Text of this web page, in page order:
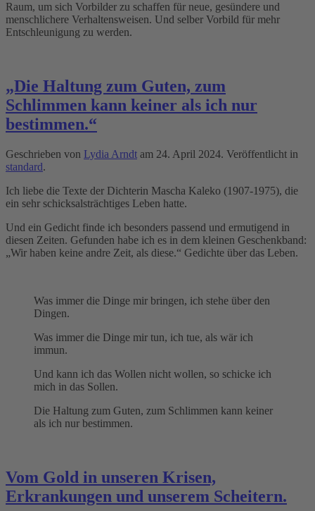
Raum, um sich Vorbilder zu schaffen für neue, gesündere und
menschlichere Verhaltensweisen. Und selber Vorbild für mehr
Entschleunigung zu werden.
„Die Haltung zum Guten, zum
Schlimmen kann keiner als ich nur
bestimmen.“
Geschrieben von Lydia Arndt am 24. April 2024. Veröffentlicht in
standard.
Ich liebe die Texte der Dichterin Mascha Kaleko (1907-1975), die
ein sehr schicksalsträchtiges Leben hatte.
Und ein Gedicht finde ich besonders passend und ermutigend in
diesen Zeiten. Gefunden habe ich es in dem kleinen Geschenkband:
„Wir haben keine andre Zeit, als diese.“ Gedichte über das Leben.
Was immer die Dinge mir bringen, ich stehe über den
Dingen.
Was immer die Dinge mir tun, ich tue, als wär ich
immun.
Und kann ich das Wollen nicht wollen, so schicke ich
mich in das Sollen.
Die Haltung zum Guten, zum Schlimmen kann keiner
als ich nur bestimmen.
Vom Gold in unseren Krisen,
Erkrankungen und unserem Scheitern.